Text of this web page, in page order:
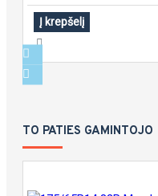
Į krepšelį
TO PATIES GAMINTOJO